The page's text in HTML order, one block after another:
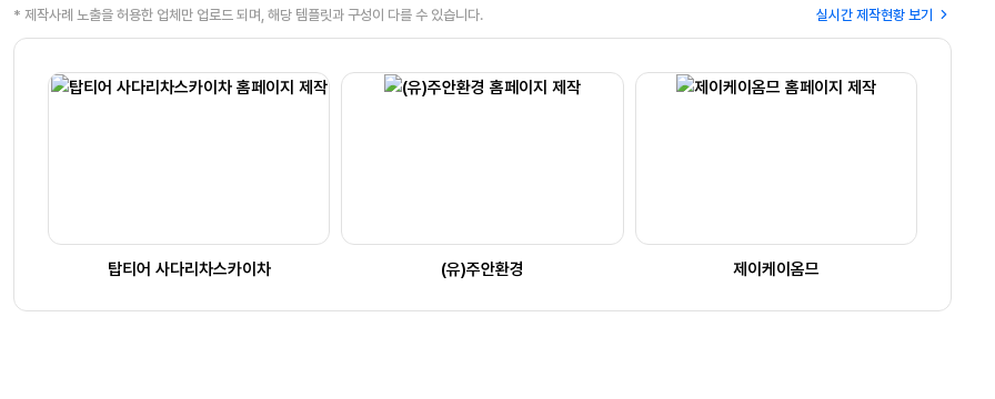
* 제작사례 노출을 허용한 업체만 업로드 되며, 해당 템플릿과 구성이 다를 수 있습니다. 실시간 제작현황 보기
탑티어 사다리차스카이차 (유)주안환경 제이케이옴므